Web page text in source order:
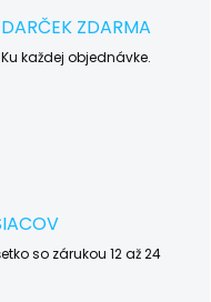
DARČEK ZDARMA
Ku každej objednávke.
so zárukou 12 až 24